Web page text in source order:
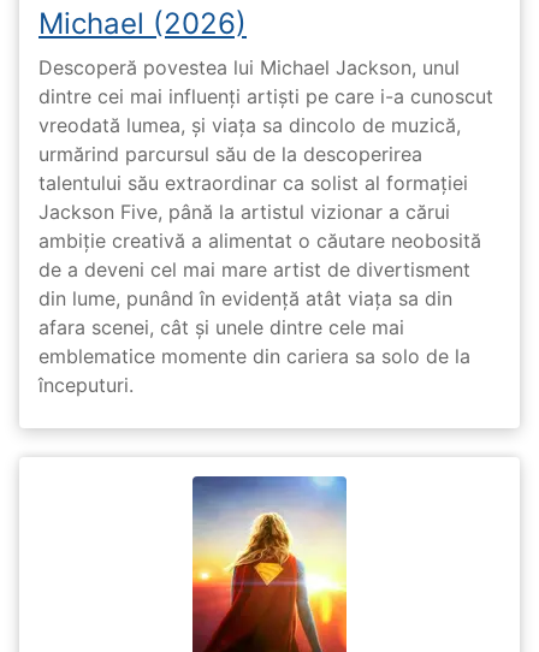
Michael (2026)
Descoperă povestea lui Michael Jackson, unul
dintre cei mai influenți artiști pe care i-a cunoscut
vreodată lumea, și viața sa dincolo de muzică,
urmărind parcursul său de la descoperirea
talentului său extraordinar ca solist al formației
Jackson Five, până la artistul vizionar a cărui
ambiție creativă a alimentat o căutare neobosită
de a deveni cel mai mare artist de divertisment
din lume, punând în evidență atât viața sa din
afara scenei, cât și unele dintre cele mai
emblematice momente din cariera sa solo de la
începuturi.